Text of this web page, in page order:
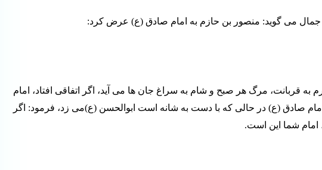
به قربانت، مرگ هر صبح و شام به سراغ جان ها می آید، اگر اتفاقی افتاد، امام
صادق (ع) در حالی که با دست به شانه است ابوالحسن (ع)می زد، فرمود: اگر
امام شما این است.